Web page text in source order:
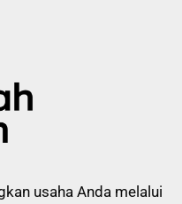
usaha Anda melalui